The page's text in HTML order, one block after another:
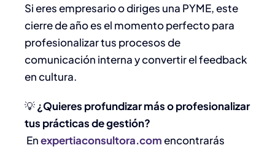
Si eres empresario o diriges una PYME, este
cierre de año es el momento perfecto para
profesionalizar tus procesos de
comunicación interna y convertir el feedback
en cultura.
💡¿Quieres profundizar más o profesionalizar
tus prácticas de gestión?
Enexpertiaconsultora.comencontrarás